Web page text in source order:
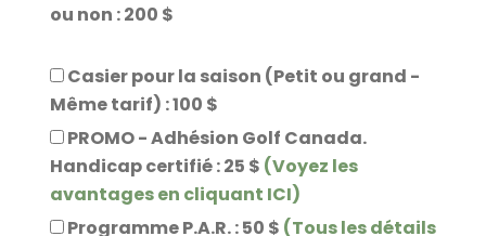
ou non : 200 $
Casier pour la saison (Petit ou grand -
Même tarif) : 100 $
PROMO - Adhésion Golf Canada.
Handicap certifié : 25 $ (Voyez les
avantages en cliquant ICI)
Programme P.A.R. : 50 $ (Tous les détails